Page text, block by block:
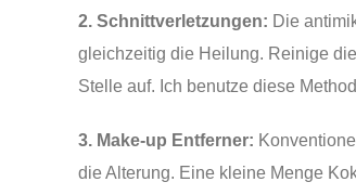
2. Schnittverletzungen: Die
gleichzeitig die Heilung. Reinige
Stelle auf. Ich benutze diese
3. Make-up Entferner:
die Alterung. Eine kleine Menge